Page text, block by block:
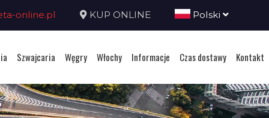
online.pl KUP ONLINE Polski
Szwajcaria Węgry Włochy Informacje Czas dostawy Kontakt